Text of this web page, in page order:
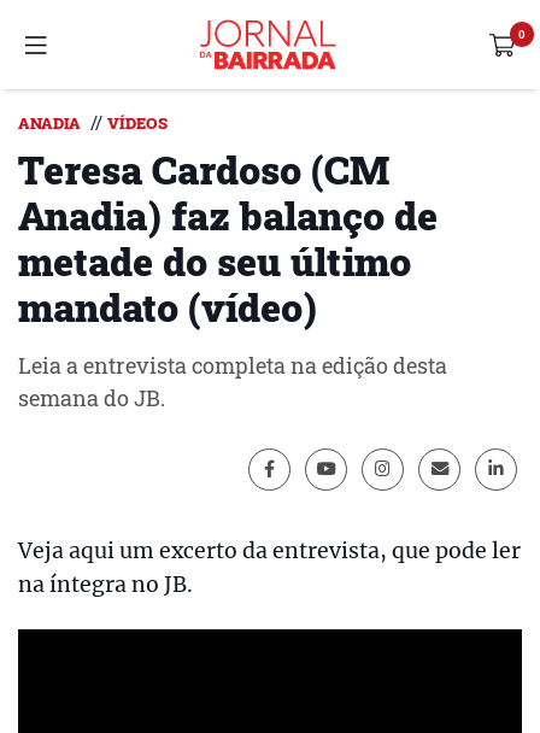
ANADIA // VÍDEOS
Teresa Cardoso (CM
Anadia) faz balanço de
metade do seu último
mandato (vídeo)
Leia a entrevista completa na edição desta
semana do JB.
Veja aqui um excerto da entrevista, que pode ler
na íntegra no JB.